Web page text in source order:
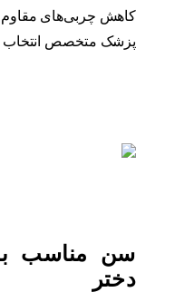
کاهش چربی‌های مقاوم
پزشک متخصص انتخاب
سن مناسب
دختر